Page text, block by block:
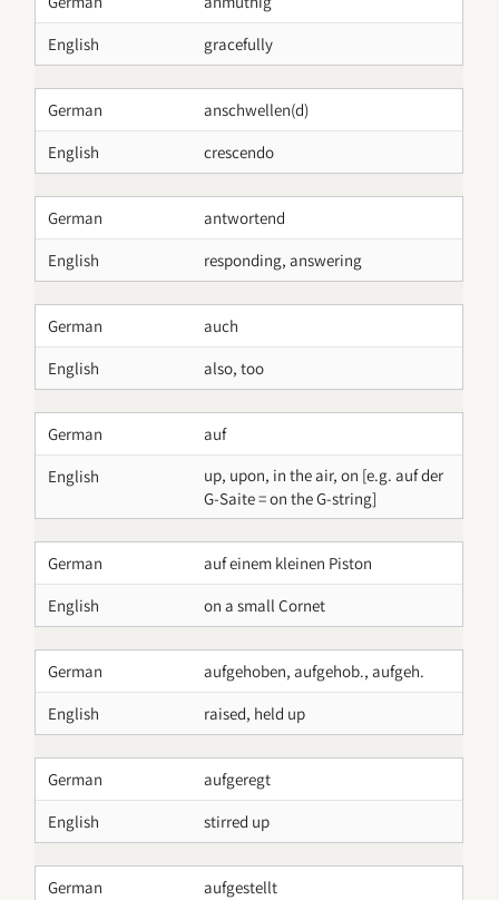
English
gracefully
German
anschwellen(d)
English
crescendo
German
antwortend
English
responding, answering
German
auch
English
also, too
German
auf
English
up, upon, in the air, on [e.g. auf der
G-Saite = on the G-string]
German
auf einem kleinen Piston
English
on a small Cornet
German
aufgehoben, aufgehob., aufgeh.
English
raised, held up
German
aufgeregt
English
stirred up
German
aufgestellt